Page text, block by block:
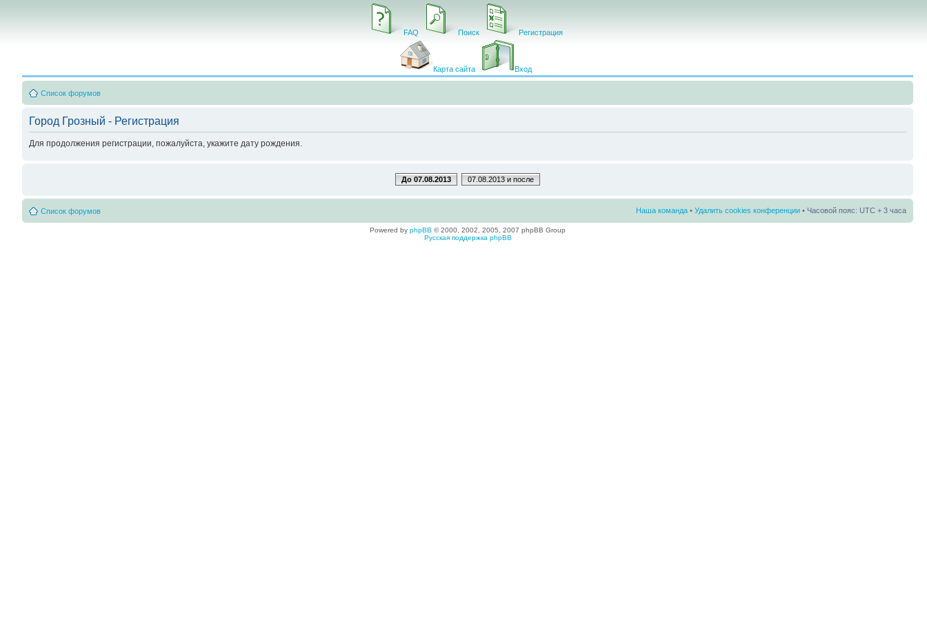
FAQ Поиск Регистрация
Карта сайта Вход
Список форумов
Город Грозный - Регистрация
Для продолжения регистрации, пожалуйста, укажите дату рождения.
До 07.08.2013 07.08.2013 и после
Список форумов Наша команда • Удалить cookies конференции • Часовой пояс: UTC + 3 часа
Powered by phpBB © 2000, 2002, 2005, 2007 phpBB Group
Русская поддержка phpBB